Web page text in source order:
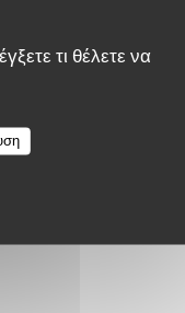
τι θέλετε να